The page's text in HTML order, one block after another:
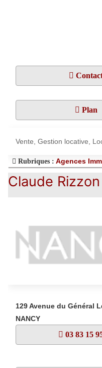
Plan
Vente, Gestion locative,
Rubriques : Agences
Claude
129 Avenue du Général
NANCY
03 83 15